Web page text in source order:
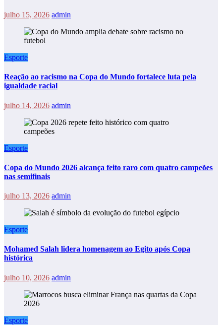
julho 15, 2026 admin
Esporte
Reação ao racismo na Copa do Mundo fortalece luta pela
igualdade racial
julho 14, 2026 admin
Esporte
Copa do Mundo 2026 alcança feito raro com quatro campeões
nas semifinais
julho 13, 2026 admin
Esporte
Mohamed Salah lidera homenagem ao Egito após Copa
histórica
julho 10, 2026 admin
Esporte